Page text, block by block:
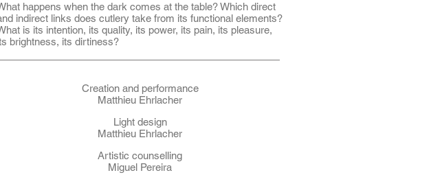
happens when the dark comes at the table? Which direct
indirect links does cutlery take from its functional elements?
is its intention, its quality, its power, its pain, its pleasure,
brightness, its dirtiness?
Creation and performance
Matthieu Ehrlacher
Light design
Matthieu Ehrlacher
Artistic counselling
Miguel Pereira